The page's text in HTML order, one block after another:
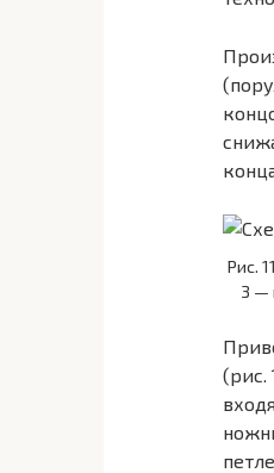
Рис.
3 —
(рис.